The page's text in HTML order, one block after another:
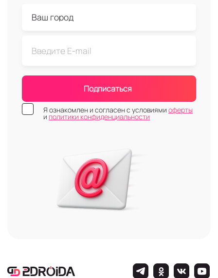
Подписаться
Я ознакомлен и согласен с условиями оферты
и политики конфиденциальности